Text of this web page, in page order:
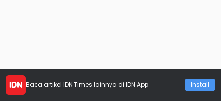
Baca artikel IDN Times lainnya di IDN App Install